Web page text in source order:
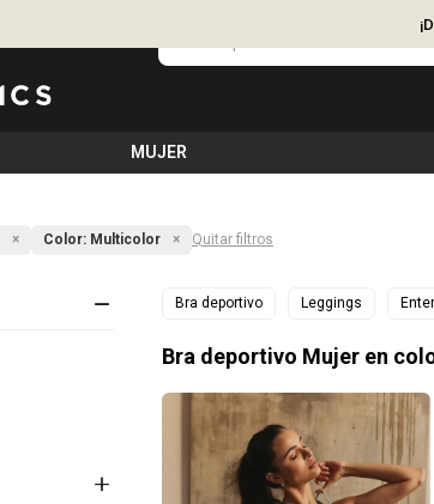
MUJER
Color: Multicolor Quitar filtros
Bra deportivo Leggings
Bra deportivo Mujer en